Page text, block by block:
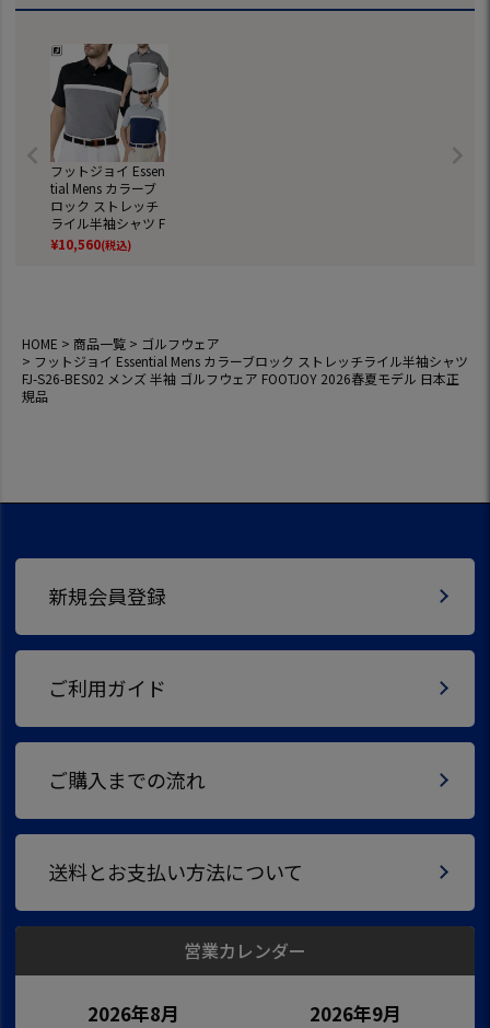
フットジョイ Essen
tial Mens カラーブ
ロック ストレッチ
ライル半袖シャツ F
J-S26-BES02 メン
ズ 半袖 ゴルフウェ
¥10,560(税込)
HOME 商品一覧
ゴルフウェア
フットジョイ Essential Mens カラーブロック ストレッチライル半袖シャツ
FJ-S26-BES02 メンズ 半袖 ゴルフウェア FOOTJOY 2026春夏モデル 日本正
規品
新規会員登録
ご利用ガイド
ご購入までの流れ
送料とお支払い方法について
営業カレンダー
2026年8月 2026年9月